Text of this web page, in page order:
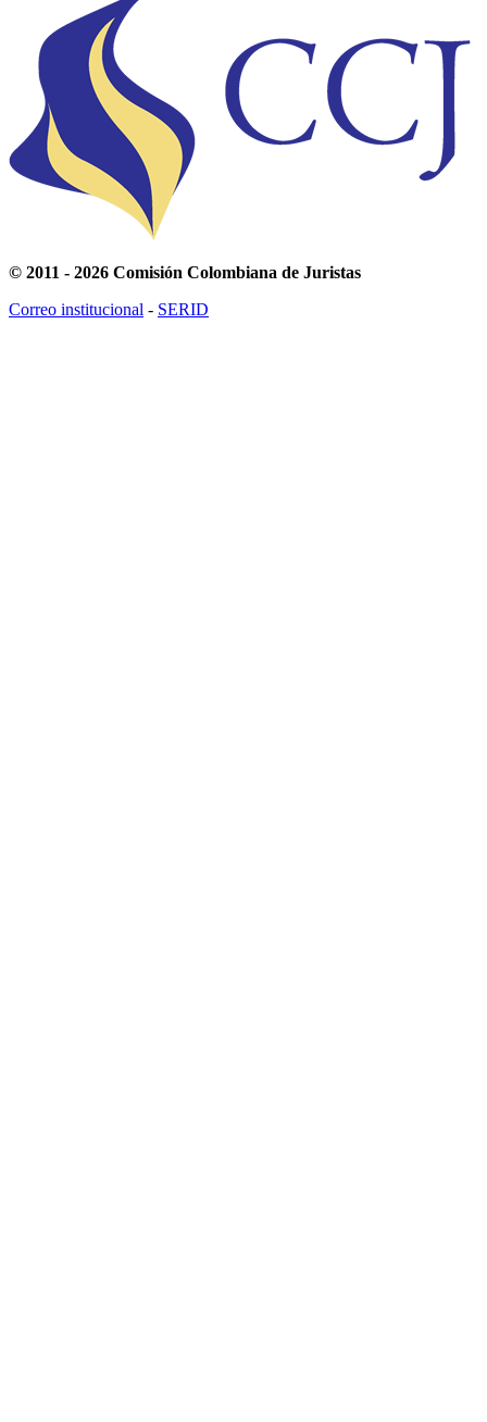
© 2011 - 2026 Comisión Colombiana de Juristas
Correo institucional - SERID